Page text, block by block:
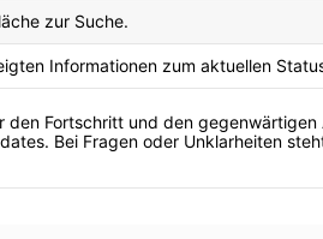
zur Suche.
Informationen zum aktuellen
Fortschritt und den
Bei Fragen oder Unklarheiten